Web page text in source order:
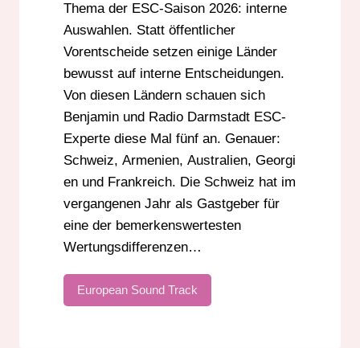
Thema der ESC-Saison 2026: interne
Auswahlen. Statt öffentlicher
Vorentscheide setzen einige Länder
bewusst auf interne Entscheidungen.
Von diesen Ländern schauen sich
Benjamin und Radio Darmstadt ESC-
Experte diese Mal fünf an. Genauer:
Schweiz, Armenien, Australien, Georgi
en und Frankreich. Die Schweiz hat im
vergangenen Jahr als Gastgeber für
eine der bemerkenswertesten
Wertungsdifferenzen…
European Sound Track